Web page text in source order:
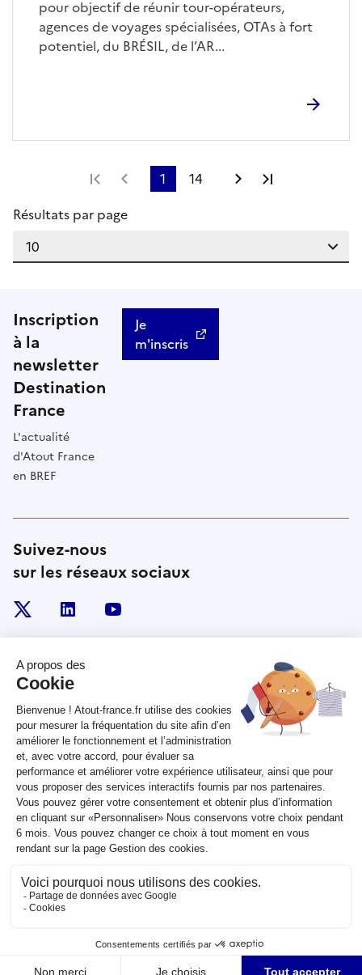
pour objectif de réunir tour-opérateurs,
agences de voyages spécialisées, OTAs à fort
potentiel, du BRÉSIL, de l’AR...
Première page
Page précédente
1 14 Page suivante
Résultats par page
Inscription
à la
newsletter
Destination
France
L'actualité
d'Atout France
en BREF
Je
m'inscris
Suivez-nous
sur les réseaux sociaux
linkedin
RÉPUBLIQUE
FRANÇAISE
legifrance.gouv.fr
gouvernement.fr
service-public.fr
data.gouv.fr
Plan du site Qui sommes-nous ? Marchés publics
partiellement conforme
Sauf mention contraire, tous les contenus de ce site sont sous
etalab-2.0